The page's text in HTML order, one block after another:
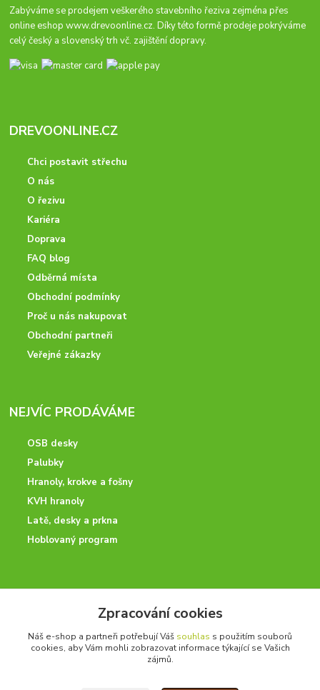
Zabýváme se prodejem veškerého stavebního řeziva zejména přes
online eshopwww.drevoonline.cz. Díky této formě prodeje pokrýváme
celý český a slovenský trh vč. zajištění dopravy.
DREVOONLINE.CZ
Chci postavit střechu
O nás
O řezivu
Kariéra
Doprava
FAQ blog
Odběrná místa
Obchodní podmínky
Proč u nás nakupovat
Obchodní partneři
Veřejné zákazky
NEJVÍC PRODÁVÁME
OSB desky
Palubky
Hranoly, krokve a fošny
KVH hranoly
Latě, desky a prkna
Hoblovaný program
Potřebujete poradit? Neváhejte nás kontaktovat.
+420 728 600 625
po - pá 7:00 - 15:00
Zpracování cookies
Náš e-shop a partneři potřebují Váš souhlas s použitím souborů
cookies, aby Vám mohli zobrazovat informace týkající se Vašich
zájmů.